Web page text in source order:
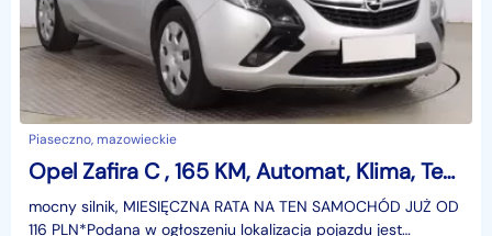
Piaseczno, mazowieckie
Opel Zafira C , 165 KM, Automat, Klima, Tempomat, Parktronic,
mocny silnik, MIESIĘCZNA RATA NA TEN SAMOCHÓD JUŻ OD
116 PLN*Podana w ogłoszeniu lokalizacja pojazdu jest